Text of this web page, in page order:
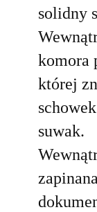
solidny
komora
której
suwak.